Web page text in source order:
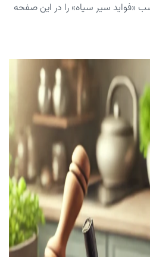
«فواید سیر سیاه» را در این صفحه